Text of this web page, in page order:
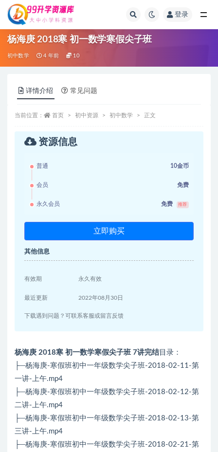
登录
杨海庚 2018寒 初一数学寒假尖子班
初中数学 4 年前 10
详情介绍 常见问题
当前位置： 首页 初中资源 初中数学 正文
资源信息
普通 10金币
会员 免费
永久会员 免费 推荐
立即购买
其他信息
有效期 永久有效
最近更新 2022年08月30日
下载遇到问题？可联系客服或留言反馈
杨海庚 2018寒 初一数学寒假尖子班 7讲完结目录：
├─杨海庚-寒假班初中一年级数学尖子班-2018-02-11-第
一讲-上午.mp4
├─杨海庚-寒假班初中一年级数学尖子班-2018-02-12-第
二讲-上午.mp4
├─杨海庚-寒假班初中一年级数学尖子班-2018-02-13-第
三讲-上午.mp4
├─杨海庚-寒假班初中一年级数学尖子班-2018-02-21-第